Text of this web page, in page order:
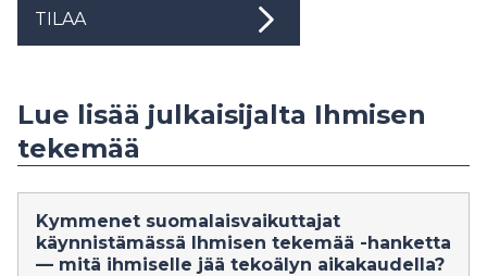
TILAA
Lue lisää julkaisijalta Ihmisen
tekemää
Kymmenet suomalaisvaikuttajat
käynnistämässä Ihmisen tekemää -hanketta
— mitä ihmiselle jää tekoälyn aikakaudella?